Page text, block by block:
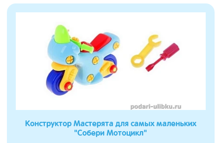
Конструктор Мастерята для самых маленьких
"Собери Мотоцикл"